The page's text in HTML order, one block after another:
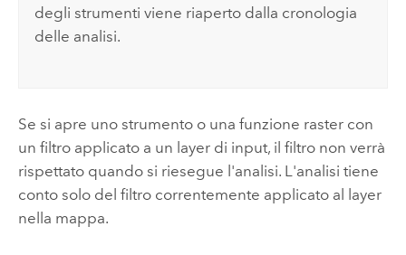
degli strumenti viene riaperto dalla cronologia
delle analisi.
Se si apre uno strumento o una funzione raster con
un filtro applicato a un layer di input, il filtro non verrà
rispettato quando si riesegue l'analisi. L'analisi tiene
conto solo del filtro correntemente applicato al layer
nella mappa.